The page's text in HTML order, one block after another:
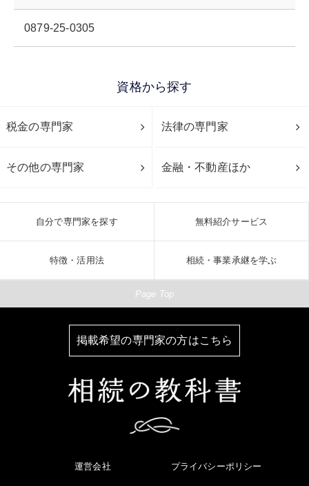
0879-25-0305
資格から探す
税金の専門家 法律の専門家
その他の専門家 金融・不動産ほか
自分で専門家を探す 無料紹介サービス
特徴・活用法 相続・事業承継を学ぶ
Page Top
掲載希望の専門家の方はこちら
運営会社 プライバシーポリシー